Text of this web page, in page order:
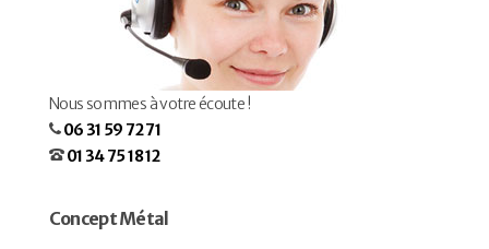
Nous sommes à votre écoute !
06 31 59 72 71
01 34 75 18 12
Concept Métal